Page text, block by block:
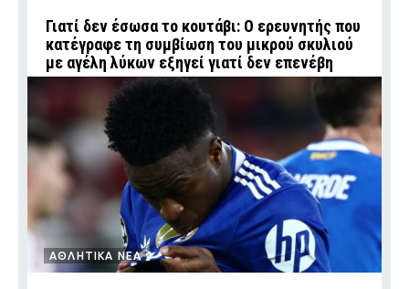
Γιατί δεν έσωσα το κουτάβι: Ο ερευνητής που
κατέγραφε τη συμβίωση του μικρού σκυλιού
με αγέλη λύκων εξηγεί γιατί δεν επενέβη
ΑΘΛΗΤΙΚΑ ΝΕΑ